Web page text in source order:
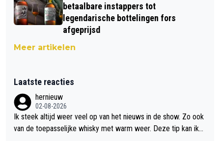
betaalbare instappers tot
legendarische bottelingen fors
afgeprijsd
Meer artikelen
Laatste reacties
hernieuw
02-08-2026
Ik steek altijd weer veel op van het nieuws in de show. Zo ook
van de toepasselijke whisky met warm weer. Deze tip kan ik